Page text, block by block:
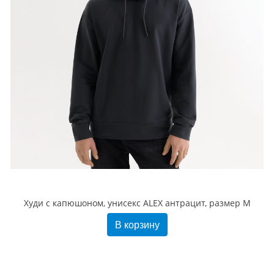
Худи с капюшоном, унисекс ALEX антрацит, размер M
В корзину